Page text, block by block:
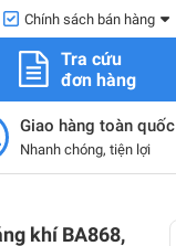
Chính sách bán hàng
Tra cứu
đơn hàng
Giao hàng toàn quốc
Nhanh chóng, tiện lợi
khí BA868,